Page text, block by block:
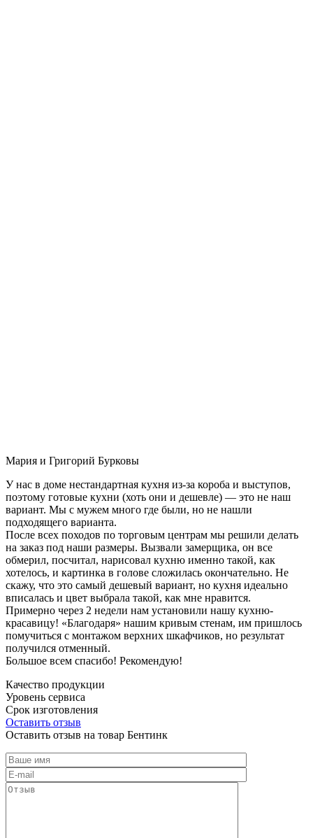
Мария и Григорий Бурковы
У нас в доме нестандартная кухня из-за короба и выступов,
поэтому готовые кухни (хоть они и дешевле) — это не наш
вариант. Мы с мужем много где были, но не нашли
подходящего варианта.
После всех походов по торговым центрам мы решили делать
на заказ под наши размеры. Вызвали замерщика, он все
обмерил, посчитал, нарисовал кухню именно такой, как
хотелось, и картинка в голове сложилась окончательно. Не
скажу, что это самый дешевый вариант, но кухня идеально
вписалась и цвет выбрала такой, как мне нравится.
Примерно через 2 недели нам установили нашу кухню-
красавицу! «Благодаря» нашим кривым стенам, им пришлось
помучиться с монтажом верхних шкафчиков, но результат
получился отменный.
Большое всем спасибо! Рекомендую!
Качество продукции
Уровень сервиса
Срок изготовления
Оставить отзыв
Оставить отзыв на товар Бентинк